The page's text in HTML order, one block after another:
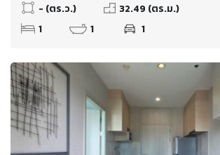
- (ตร.ว.)
32.49 (ตร.ม.)
1
1 1